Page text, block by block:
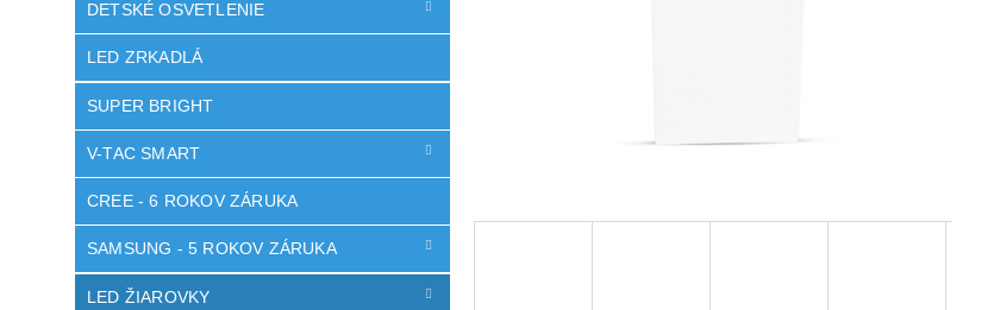
DETSKÉ OSVETLENIE
LED ZRKADLÁ
SUPER BRIGHT
V-TAC SMART
CREE - 6 ROKOV ZÁRUKA
SAMSUNG - 5 ROKOV ZÁRUKA
LED ŽIAROVKY